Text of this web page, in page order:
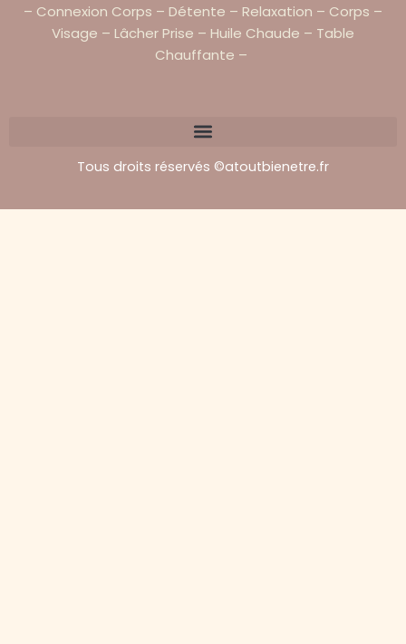
– Connexion Corps – Détente – Relaxation – Corps –
Visage – Lâcher Prise – Huile Chaude – Table
Chauffante –
Tous droits réservés ©atoutbienetre.fr